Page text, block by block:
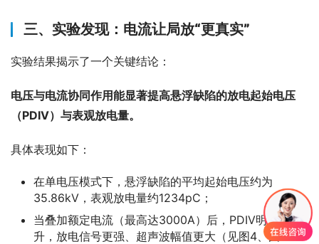
三、实验发现：电流让局放“更真实”
实验结果揭示了一个关键结论：
电压与电流协同作用能显著提高悬浮缺陷的放电起始电压
（PDIV）与表观放电量。
具体表现如下：
在单电压模式下，悬浮缺陷的平均起始电压约为
35.86kV，表观放电量约1234pC；
当叠加额定电流（最高达3000A）后，PDIV明显上
升，放电信号更强、超声波幅值更大（见图4、图